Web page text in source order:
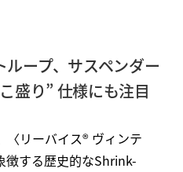
ープ、サスペンダー
盛り” 仕様にも注目
〈リーバイス® ヴィンテ
徴する歴史的なShrink-